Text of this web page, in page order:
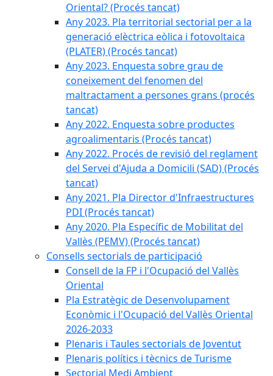
Oriental? (Procés tancat)
Any 2023. Pla territorial sectorial per a la
generació elèctrica eòlica i fotovoltaica
(PLATER) (Procés tancat)
Any 2023. Enquesta sobre grau de
coneixement del fenomen del
maltractament a persones grans (procés
tancat)
Any 2022. Enquesta sobre productes
agroalimentaris (Procés tancat)
Any 2022. Procés de revisió del reglament
del Servei d'Ajuda a Domicili (SAD) (Procés
tancat)
Any 2021. Pla Director d'Infraestructures
PDI (Procés tancat)
Any 2020. Pla Específic de Mobilitat del
Vallès (PEMV) (Procés tancat)
Consells sectorials de participació
Consell de la FP i l'Ocupació del Vallès
Oriental
Pla Estratègic de Desenvolupament
Econòmic i l'Ocupació del Vallès Oriental
2026-2033
Plenaris i Taules sectorials de Joventut
Plenaris polítics i tècnics de Turisme
Sectorial Medi Ambient